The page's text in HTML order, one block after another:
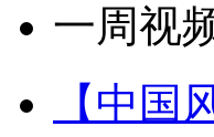
一周视
【中国